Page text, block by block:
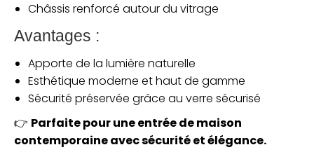
Châssis renforcé autour du vitrage
Avantages :
Apporte de la lumière naturelle
Esthétique moderne et haut de gamme
Sécurité préservée grâce au verre sécurisé
👉 Parfaite pour une entrée de maison
contemporaine avec sécurité et élégance.